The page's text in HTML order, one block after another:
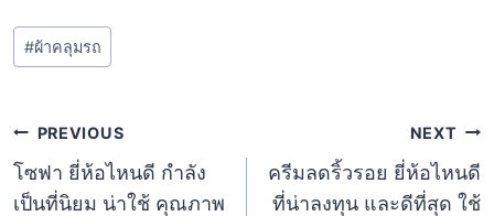
Post
Tags:
#ผ้าคลุมรถ
แนะแนว
เรื่อง
PREVIOUS
โซฟา ยี่ห้อไหนดี กำลัง
เป็นที่นิยม น่าใช้ คุณภาพ
NEXT
ครีมลดริ้วรอย ยี่ห้อไหนดี
ที่น่าลงทุน และดีที่สุด ใช้